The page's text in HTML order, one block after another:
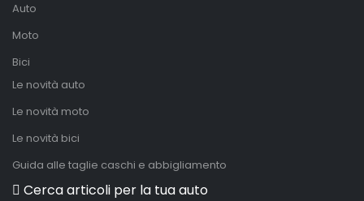
Auto
Moto
Bici
Le novità auto
Le novità moto
Le novità bici
Guida alle taglie caschi e abbigliamento
Cerca articoli per la tua auto